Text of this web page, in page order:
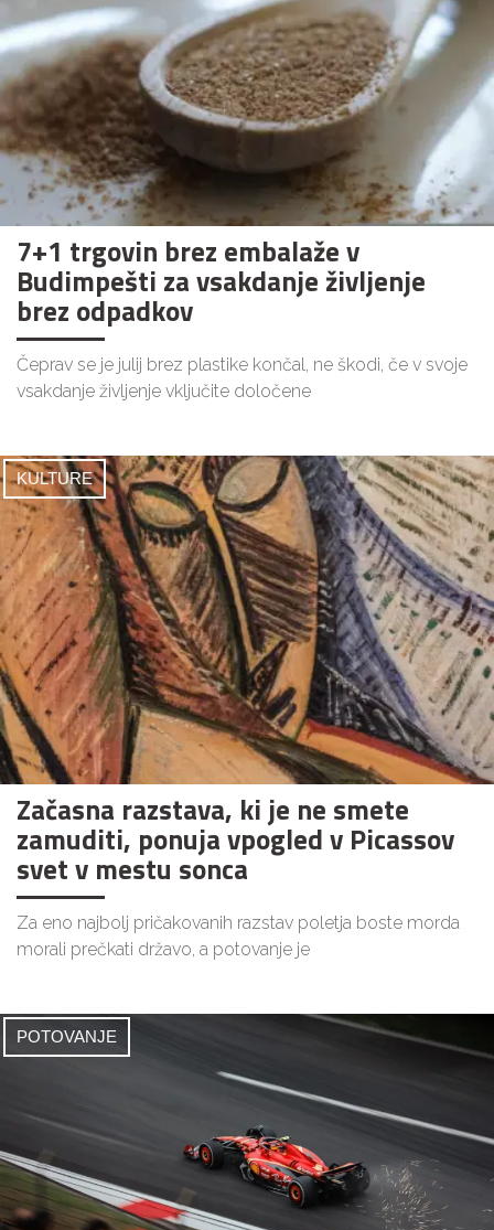
7+1 trgovin brez embalaže v
Budimpešti za vsakdanje življenje
brez odpadkov
Čeprav se je julij brez plastike končal, ne škodi, če v svoje
vsakdanje življenje vključite določene
KULTURE
Začasna razstava, ki je ne smete
zamuditi, ponuja vpogled v Picassov
svet v mestu sonca
Za eno najbolj pričakovanih razstav poletja boste morda
morali prečkati državo, a potovanje je
POTOVANJE